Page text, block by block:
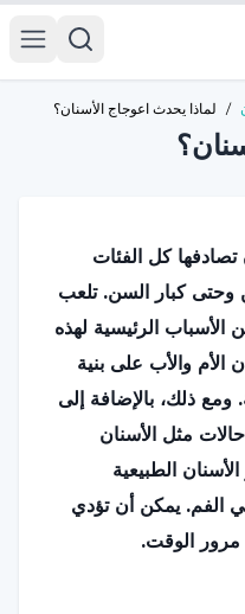
/ لماذا يحدث اعوجاج الأسنان؟
كل الفئات
وحتى كبار السن. تلعب
الأسباب الرئيسية لهذه
الأم والأب على بنية
ذلك، بالإضافة إلى
مثل الأسنان
الطبيعية
يمكن أن تؤدي
الوقت.